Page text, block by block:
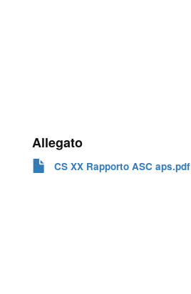
Allegato
CS XX Rapporto ASC aps.pdf